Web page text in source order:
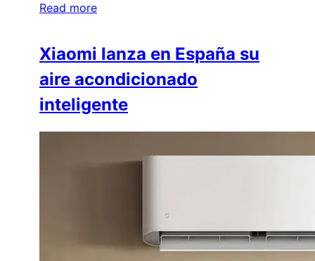
Read more
Xiaomi lanza en España su
aire acondicionado
inteligente